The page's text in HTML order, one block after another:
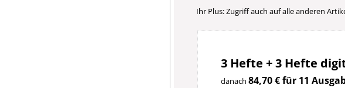
Ihr Plus: Zugriff auch auf alle anderen
3 Hefte + 3 Hefte
danach 84,70 € für 11